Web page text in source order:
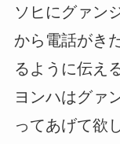
ソヒにグァン
から電話がき
るように伝え
ヨンハはグァ
ってあげて欲